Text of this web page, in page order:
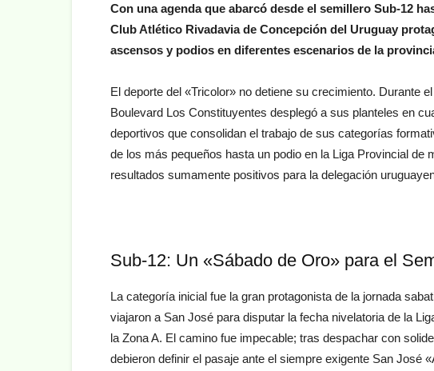
Con una agenda que abarcó desde el semillero Sub-12
Club Atlético Rivadavia de Concepción del Uruguay
ascensos y podios en diferentes escenarios de la
El deporte del «Tricolor» no detiene su crecimiento. Durante
Boulevard Los Constituyentes desplegó a sus planteles en
deportivos que consolidan el trabajo de sus categorías
de los más pequeños hasta un podio en la Liga Provincial de
resultados sumamente positivos para la delegación
Sub-12: Un «Sábado de Oro» para el
La categoría inicial fue la gran protagonista de la jornada
viajaron a San José para disputar la fecha nivelatoria de la
la Zona A. El camino fue impecable; tras despachar con
debieron definir el pasaje ante el siempre exigente San José